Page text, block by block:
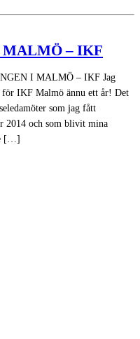
MALMÖ – IKF
I MALMÖ – IKF Jag
för IKF Malmö ännu ett år! Det
som jag fått
2014 och som blivit mina
[…]